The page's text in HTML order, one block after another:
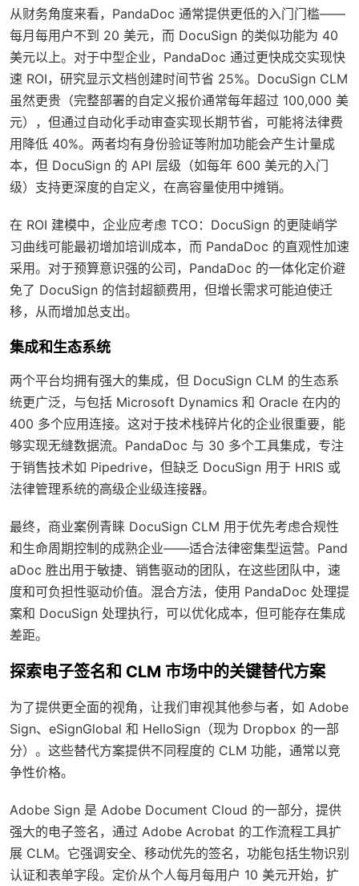
从财务角度来看，PandaDoc 通常提供更低的入门门槛——
每月每用户不到 20 美元，而 DocuSign 的类似功能为 40
美元以上。对于中型企业，PandaDoc 通过更快成交实现快
速 ROI，研究显示文档创建时间节省 25%。DocuSign CLM
虽然更贵（完整部署的自定义报价通常每年超过 100,000 美
元），但通过自动化手动审查实现长期节省，可能将法律费
用降低 40%。两者均有身份验证等附加功能会产生计量成
本，但 DocuSign 的 API 层级（如每年 600 美元的入门
级）支持更深度的自定义，在高容量使用中摊销。
在 ROI 建模中，企业应考虑 TCO：DocuSign 的更陡峭学
习曲线可能最初增加培训成本，而 PandaDoc 的直观性加速
采用。对于预算意识强的公司，PandaDoc 的一体化定价避
免了 DocuSign 的信封超额费用，但增长需求可能迫使迁
移，从而增加总支出。
集成和生态系统
两个平台均拥有强大的集成，但 DocuSign CLM 的生态系
统更广泛，与包括 Microsoft Dynamics 和 Oracle 在内的
400 多个应用连接。这对于技术栈碎片化的企业很重要，能
够实现无缝数据流。PandaDoc 与 30 多个工具集成，专注
于销售技术如 Pipedrive，但缺乏 DocuSign 用于 HRIS 或
法律管理系统的高级企业级连接器。
最终，商业案例青睐 DocuSign CLM 用于优先考虑合规性
和生命周期控制的成熟企业——适合法律密集型运营。Pand
aDoc 胜出用于敏捷、销售驱动的团队，在这些团队中，速
度和可负担性驱动价值。混合方法，使用 PandaDoc 处理提
案和 DocuSign 处理执行，可以优化成本，但可能存在集成
差距。
探索电子签名和 CLM 市场中的关键替代方案
为了提供更全面的视角，让我们审视其他参与者，如 Adobe
Sign、eSignGlobal 和 HelloSign（现为 Dropbox 的一部
分）。这些替代方案提供不同程度的 CLM 功能，通常以竞
争性价格。
Adobe Sign 是 Adobe Document Cloud 的一部分，提供
强大的电子签名，通过 Adobe Acrobat 的工作流程工具扩
展 CLM。它强调安全、移动优先的签名，功能包括生物识别
认证和表单字段。定价从个人每月每用户 10 美元开始，扩